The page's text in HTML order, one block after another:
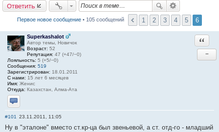
Ответить
Первое новое сообщение • 105 сообщений 1 2 3 4 5 6
Superkashalot
Автор темы, Новичок
Возраст: 52
Репутация: 47 (+47/−0)
Лояльность: 5 (+5/−0)
Сообщения: 519
Зарегистрирован: 18.01.2011
С нами: 15 лет 6 месяцев
Имя: Женис
Откуда: Казахстан, Алма-Ата
Отправить личное сообщение
−
#101 23.11.2011, 11:05
Ну в "эталоне" вместо ст.кр-ца был звеньевой, а ст. отд-го - младший